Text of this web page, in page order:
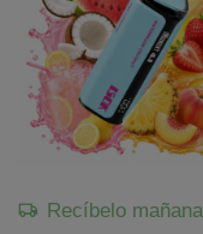
Recíbelo mañana